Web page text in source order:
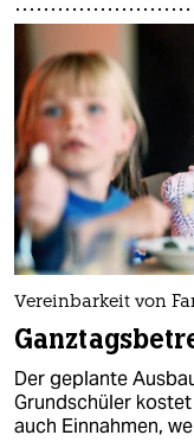
Vereinbarkeit von
Der geplante
Grundschüler
auch Einnahmen,